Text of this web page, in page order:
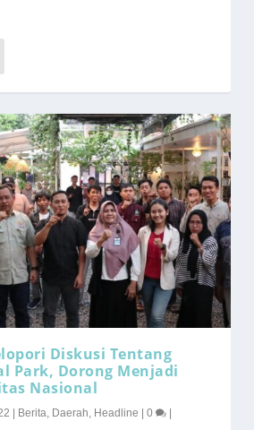
Diskusi Tentang
Park, Dorong Menjadi
Nasional
Berita, Daerah, Headline |0